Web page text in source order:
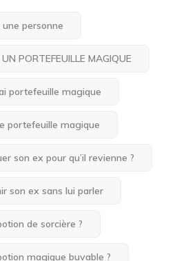
personne
PORTEFEUILLE MAGIQUE
portefeuille magique
portefeuille magique
son ex pour qu’il revienne ?
son ex sans lui parler
de sorcière ?
magique buvable ?